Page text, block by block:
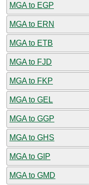
MGA to EGP
MGA to ERN
MGA to ETB
MGA to FJD
MGA to FKP
MGA to GEL
MGA to GGP
MGA to GHS
MGA to GIP
MGA to GMD